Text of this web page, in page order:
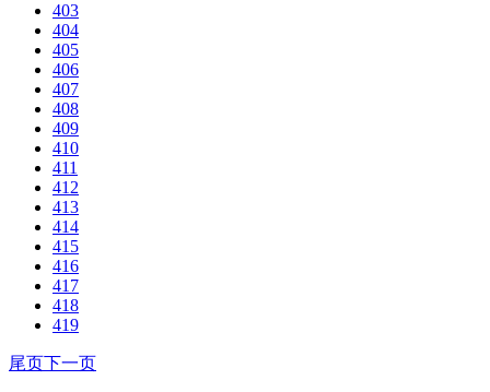
403
404
405
406
407
408
409
410
411
412
413
414
415
416
417
418
419
尾页下一页